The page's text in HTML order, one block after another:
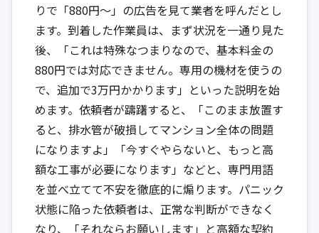
りで「880円～」の広告を見て業者を呼んだとし
ます。到着した作業員は、まず状況を一通り見た
後、「これは特殊なつまりなので、基本料金の
880円では対応できません。専用の機材を使うの
で、追加で3万円かかります」といった説明を始
めます。依頼者が躊躇すると、「このまま放置す
ると、排水管が破損してマンション全体の問題
になりますよ」「今すぐやらないと、もっと高
額な工事が必要になります」などと、専門用語
を並べ立てて不安を徹底的に煽ります。パニック
状態に陥った依頼者は、正常な判断ができなく
なり、「それならお願いします」と高額な契約